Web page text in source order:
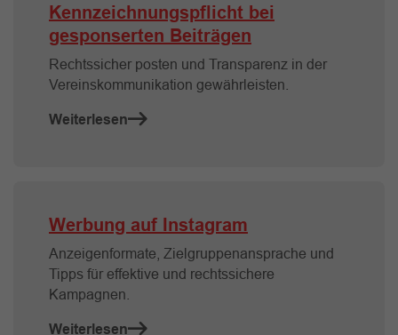
Kennzeichnungspflicht bei
gesponserten Beiträgen
Rechtssicher posten und Transparenz in der
Vereinskommunikation gewährleisten.
Weiterlesen
Werbung auf Instagram
Anzeigenformate, Zielgruppenansprache und
Tipps für effektive und rechtssichere
Kampagnen.
Weiterlesen